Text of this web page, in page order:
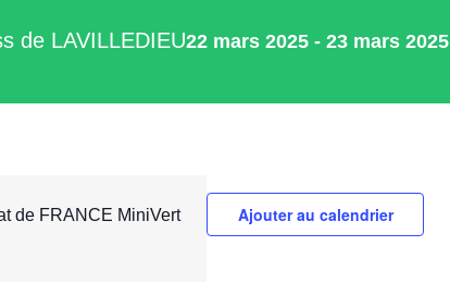
de LAVILLEDIEU22 mars 2025 - 23 mars 2025
de FRANCE MiniVert Ajouter au calendrier